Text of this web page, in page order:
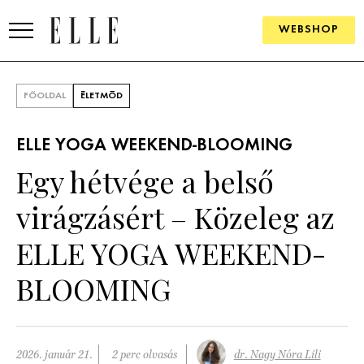
WEBSHOP
SZÉPSÉG
PÁRKAPCSOLAT
FŐOLDAL ÉLETMÓD
ELLE YOGA WEEKEND-BLOOMING
Egy hétvége a belső
virágzásért – Közeleg az
ELLE YOGA WEEKEND-
BLOOMING
2026. január 21. 2 perc olvasás dr. Nagy Nóra Lili